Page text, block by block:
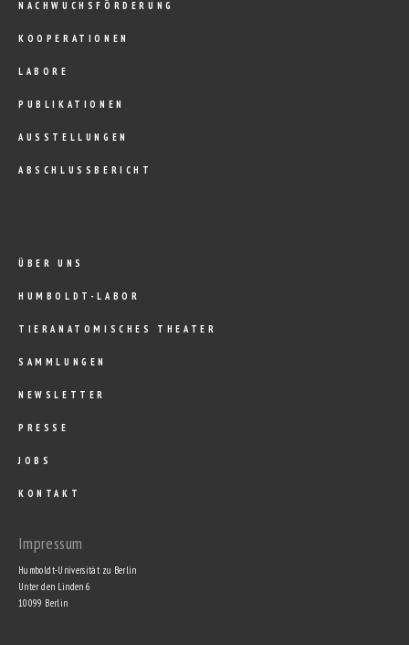
NACHWUCHSFÖRDERUNG
KOOPERATIONEN
LABORE
PUBLIKATIONEN
AUSSTELLUNGEN
ABSCHLUSSBERICHT
ÜBER UNS
HUMBOLDT-LABOR
TIERANATOMISCHES THEATER
SAMMLUNGEN
NEWSLETTER
PRESSE
JOBS
KONTAKT
Impressum
Humboldt-Universität zu Berlin
Unter den Linden 6
10099 Berlin